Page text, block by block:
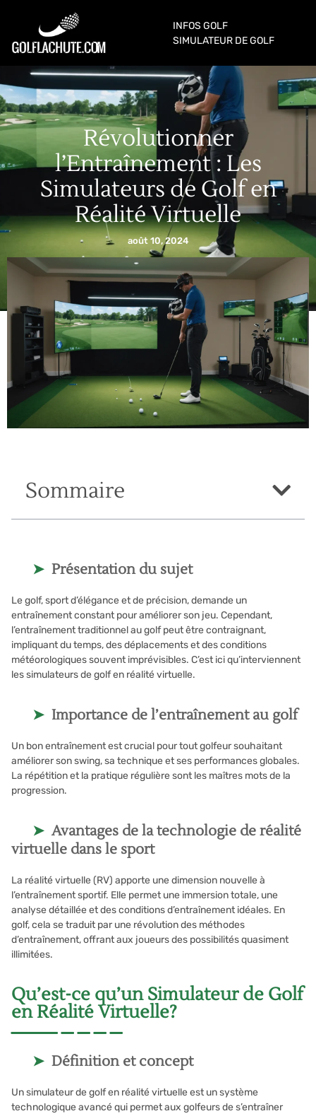
INFOS GOLF
SIMULATEUR DE GOLF
Révolutionner
l’Entraînement : Les
Simulateurs de Golf en
Réalité Virtuelle
août 10, 2024
Sommaire
Présentation du sujet
Le golf, sport d’élégance et de précision, demande un
entraînement constant pour améliorer son jeu. Cependant,
l’entraînement traditionnel au golf peut être contraignant,
impliquant du temps, des déplacements et des conditions
météorologiques souvent imprévisibles. C’est ici qu’interviennent
les simulateurs de golf en réalité virtuelle.
Importance de l’entraînement au golf
Un bon entraînement est crucial pour tout golfeur souhaitant
améliorer son swing, sa technique et ses performances globales.
La répétition et la pratique régulière sont les maîtres mots de la
progression.
Avantages de la technologie de réalité
virtuelle dans le sport
La réalité virtuelle (RV) apporte une dimension nouvelle à
l’entraînement sportif. Elle permet une immersion totale, une
analyse détaillée et des conditions d’entraînement idéales. En
golf, cela se traduit par une révolution des méthodes
d’entraînement, offrant aux joueurs des possibilités quasiment
illimitées.
Qu’est-ce qu’un Simulateur de Golf
en Réalité Virtuelle?
Définition et concept
Un simulateur de golf en réalité virtuelle est un système
technologique avancé qui permet aux golfeurs de s’entraîner